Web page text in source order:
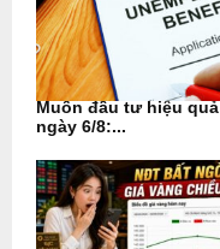
Muốn đầu tư hiệu quả
ngày 6/8:...